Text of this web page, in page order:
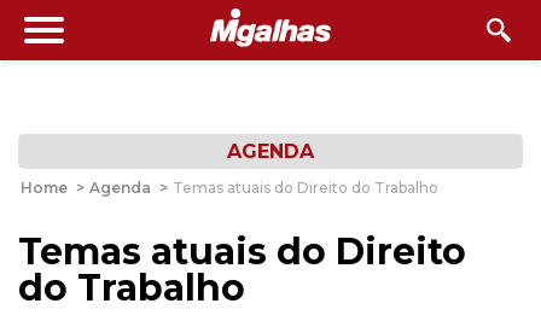
AGENDA
Home > Agenda > Temas atuais do Direito do Trabalho
Temas atuais do Direito
do Trabalho